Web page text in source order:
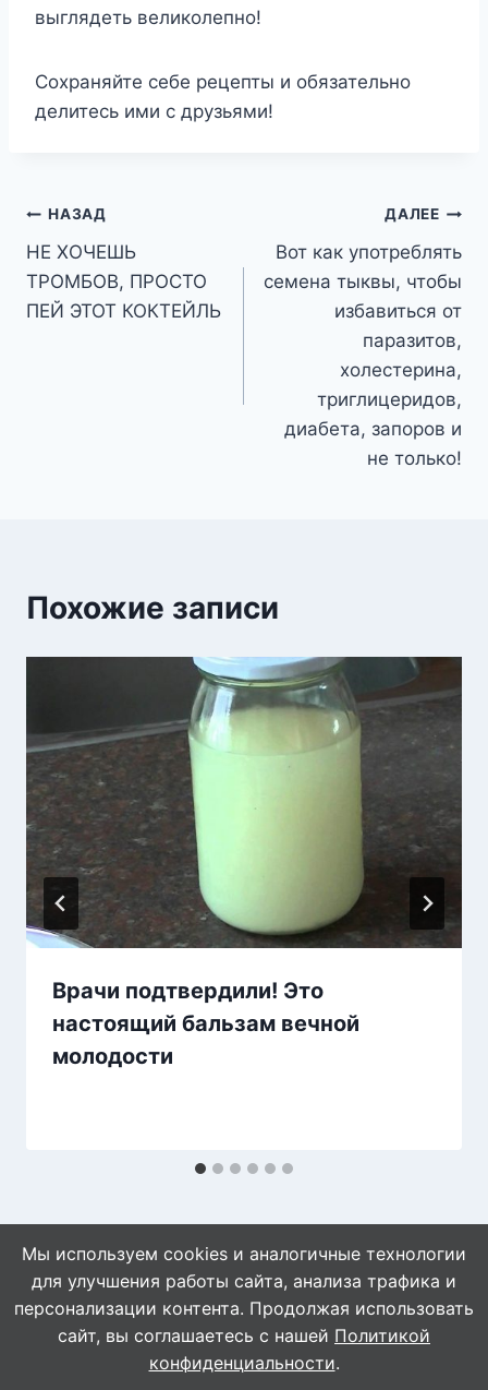
выглядеть великолепно!
Сохраняйте себе рецепты и обязательно
делитесь ими с друзьями!
Навигация
по
записям
НАЗАД
НЕ ХОЧЕШЬ
ТРОМБОВ, ПРОСТО
ПЕЙ ЭТОТ КОКТЕЙЛЬ
ДАЛЕЕ
Вот как употреблять
семена тыквы, чтобы
избавиться от
паразитов,
холестерина,
триглицеридов,
диабета, запоров и
не только!
Похожие записи
Врачи подтвердили! Это
настоящий бальзам вечной
молодости
© 2026 WebVinegret
Мы используем cookies и аналогичные технологии
для улучшения работы сайта, анализа трафика и
персонализации контента. Продолжая использовать
сайт, вы соглашаетесь с нашей Политикой
конфиденциальности.